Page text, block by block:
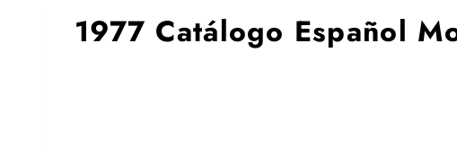
1977 Catálogo Español